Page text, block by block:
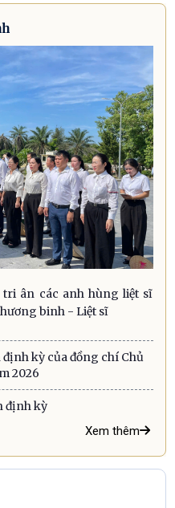
ân các anh hùng liệt sĩ
binh - Liệt sĩ
kỳ của đồng chí Chủ
năm 2026
định kỳ
Xem thêm